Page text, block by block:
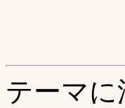
テーマ